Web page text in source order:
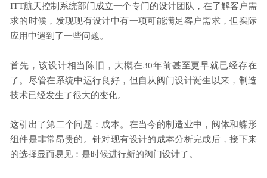
ITT航天控制系统部门成立一个专门的设计团队，在了解客户需
求的时候，发现现有设计中有一项可能满足客户需求，但实际
应用中遇到了一些问题。
首先，该设计相当陈旧，大概在30年前甚至更早就已经存在
了。尽管在系统中运行良好，但自从阀门设计诞生以来，制造
技术已经发生了很大的变化。
这引出了第二个问题：成本。在当今的制造业中，阀体和蝶形
组件是非常昂贵的。针对现有设计的成本分析完成后，接下来
的选择显而易见：是时候进行新的阀门设计了。